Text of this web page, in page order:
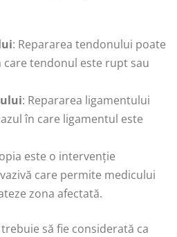
: Repararea tendonului poate
care tendonul este rupt sau
: Repararea ligamentului
în care ligamentul este
este o intervenție
care permite medicului
zona afectată.
să fie considerată ca